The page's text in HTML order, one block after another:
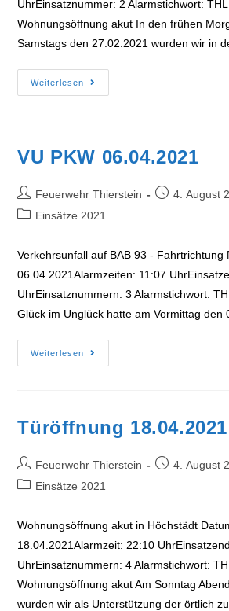
UhrEinsatznummer: 2 Alarmstichwort:
Wohnungsöffnung akut In den frühen
Samstags den 27.02.2021 wurden wir in
Weiterlesen
Türöffnung
27.02.2021
VU PKW 06.04.2021
Beitrags-
Autor:
Feuerwehr Thierstein
Beitrag4. August
Beitrags-
Einsätze 2021
Verkehrsunfall auf BAB 93 - Fahrtrichtung
06.04.2021Alarmzeiten: 11:07
UhrEinsatznummern: 3 Alarmstichwort:
Glück im Unglück hatte am Vormittag den
Weiterlesen
VU
PKW
Türöffnung 18.04.2021
Beitrags-
Autor:
Feuerwehr Thierstein
Beitrag4. August
Beitrags-
Einsätze 2021
Wohnungsöffnung akut in Höchstädt
18.04.2021Alarmzeit: 22:10
UhrEinsatznummern: 4 Alarmstichwort:
Wohnungsöffnung akut Am Sonntag
wurden wir als Unterstützung der örtlich